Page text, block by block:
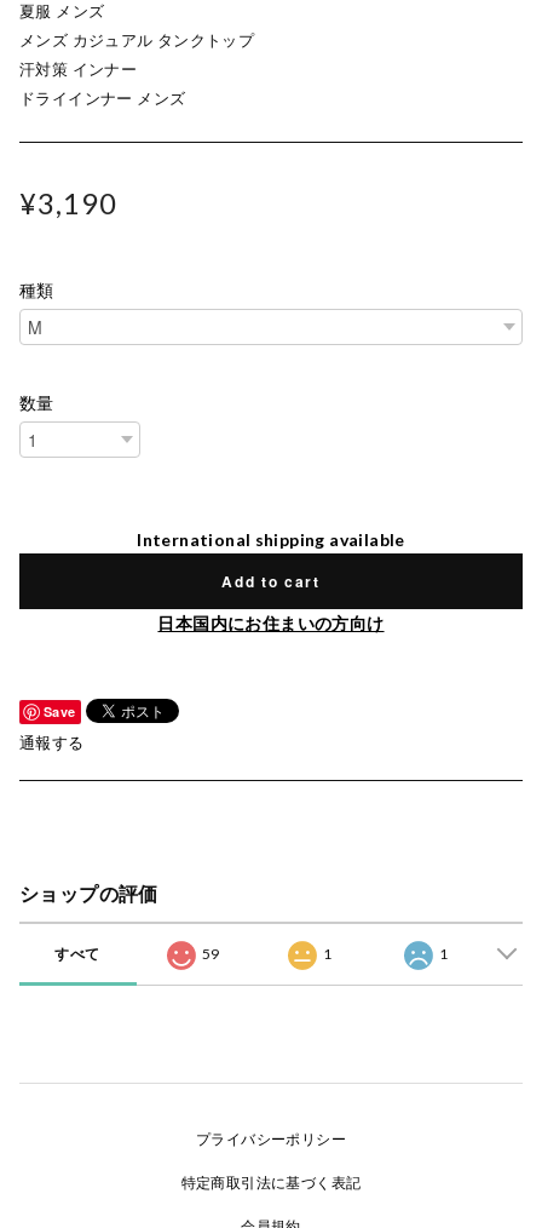
夏服 メンズ
メンズ カジュアル タンクトップ
汗対策 インナー
ドライインナー メンズ
¥3,190
種類
数量
International shipping available
Add to cart
日本国内にお住まいの方向け
Save
通報する
ショップの評価
すべて 59 1 1
プライバシーポリシー
特定商取引法に基づく表記